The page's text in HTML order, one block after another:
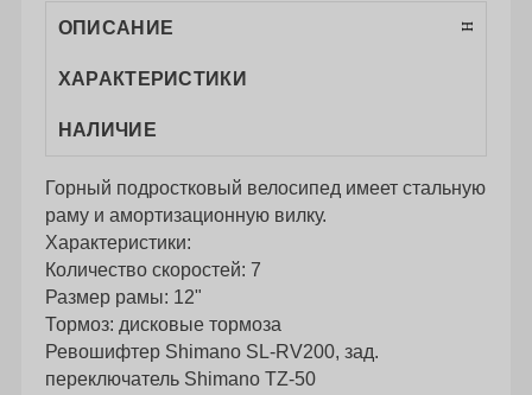
ОПИСАНИЕ
ХАРАКТЕРИСТИКИ
НАЛИЧИЕ
Горный подростковый велосипед имеет стальную
раму и амортизационную вилку.
Характеристики:
Количество скоростей: 7
Размер рамы: 12"
Тормоз: дисковые тормоза
Ревошифтер Shimano SL-RV200, зад.
переключатель Shimano TZ-50